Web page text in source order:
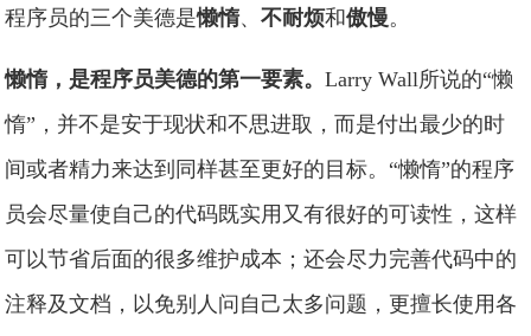
程序员的三个美德是懒惰、不耐烦和傲慢。
懒惰，是程序员美德的第一要素。Larry Wall所说的“懒
惰”，并不是安于现状和不思进取，而是付出最少的时
间或者精力来达到同样甚至更好的目标。“懒惰”的程序
员会尽量使自己的代码既实用又有很好的可读性，这样
可以节省后面的很多维护成本；还会尽力完善代码中的
注释及文档，以免别人问自己太多问题，更擅长使用各